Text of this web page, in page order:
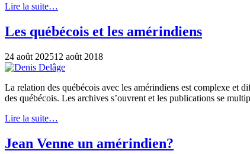
Lire la suite…
Les québécois et les amérindiens
24 août 202512 août 2018
La relation des québécois avec les amérindiens est complexe et
des québécois. Les archives s’ouvrent et les publications se
Lire la suite…
Jean Venne un amérindien?